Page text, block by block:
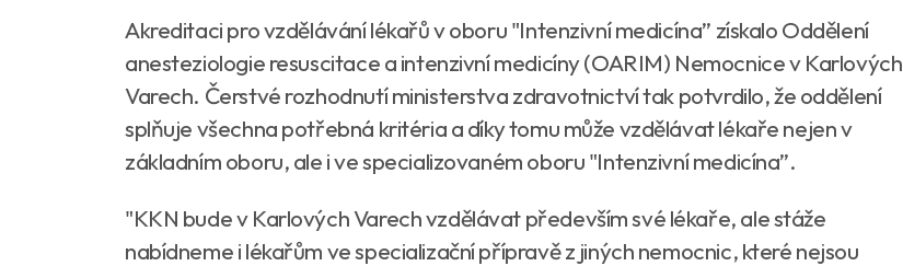
Akreditaci pro vzdělávání lékařů v oboru "Intenzivní medicína” získalo Oddělení
anesteziologie resuscitace a intenzivní medicíny (OARIM) Nemocnice v Karlových
Varech. Čerstvé rozhodnutí ministerstva zdravotnictví tak potvrdilo, že oddělení
splňuje všechna potřebná kritéria a díky tomu může vzdělávat lékaře nejen v
základním oboru, ale i ve specializovaném oboru "Intenzivní medicína”.
"KKN bude v Karlových Varech vzdělávat především své lékaře, ale stáže
nabídneme i lékařům ve specializační přípravě z jiných nemocnic, které nejsou